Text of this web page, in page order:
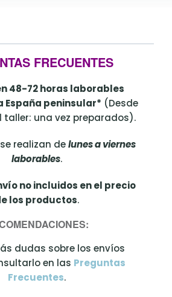
FRECUENTES
48-72 horas laborables
España peninsular* (Desde
taller: una vez preparados).
realizan delunes a viernes
laborables.
no incluidos en el precio
los productos.
dudas sobre los envíos
en las Preguntas
Frecuentes.